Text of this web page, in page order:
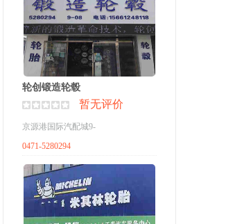
轮创锻造轮毂
暂无评价
京源港国际汽配城9-
0471-5280294